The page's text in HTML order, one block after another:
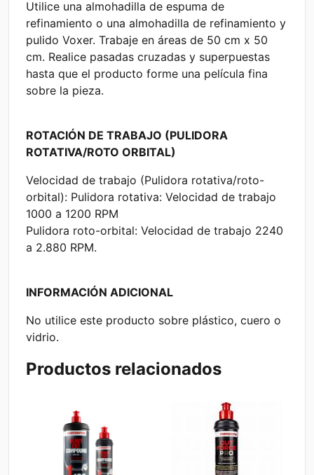
Utilice una almohadilla de espuma de
refinamiento o una almohadilla de refinamiento y
pulido Voxer. Trabaje en áreas de 50 cm x 50
cm. Realice pasadas cruzadas y superpuestas
hasta que el producto forme una película fina
sobre la pieza.
ROTACIÓN DE TRABAJO (PULIDORA
ROTATIVA/ROTO ORBITAL)
Velocidad de trabajo (Pulidora rotativa/roto-
orbital): Pulidora rotativa: Velocidad de trabajo
1000 a 1200 RPM
Pulidora roto-orbital: Velocidad de trabajo 2240
a 2.880 RPM.
INFORMACIÓN ADICIONAL
No utilice este producto sobre plástico, cuero o
vidrio.
Productos relacionados